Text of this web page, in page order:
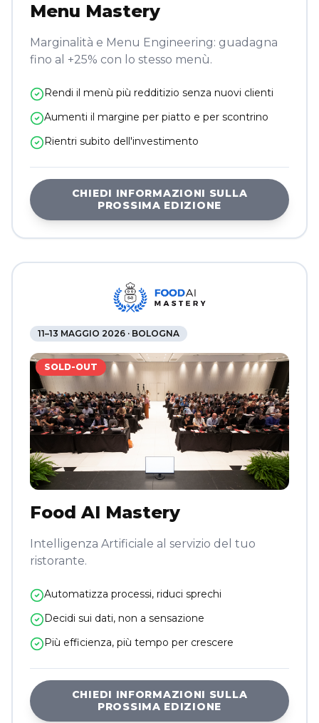
Menu Mastery
Marginalità e Menu Engineering: guadagna
fino al +25% con lo stesso menù.
Rendi il menù più redditizio senza nuovi clienti
Aumenti il margine per piatto e per scontrino
Rientri subito dell'investimento
CHIEDI INFORMAZIONI SULLA
PROSSIMA EDIZIONE
11–13 MAGGIO 2026 · BOLOGNA
SOLD-OUT
Food AI Mastery
Intelligenza Artificiale al servizio del tuo
ristorante.
Automatizza processi, riduci sprechi
Decidi sui dati, non a sensazione
Più efficienza, più tempo per crescere
CHIEDI INFORMAZIONI SULLA
PROSSIMA EDIZIONE